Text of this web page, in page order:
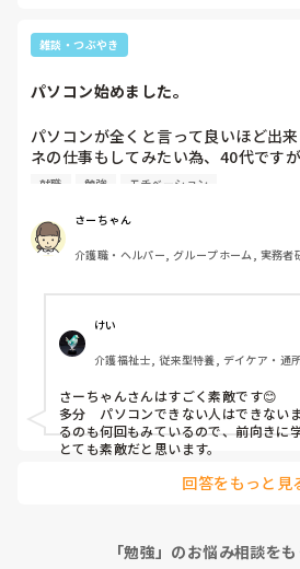
を見て下さい。特に前回分（疑惑が多か
雑談・つぶやき
パソコン始めました。
パソコンが全くと言って良いほど出
ネの仕事もしてみたい為、40代です
に通い始めました。
ています。出来ないことがわかってい
毎日文字打ちの練習を少しずつやって
なか難しい。ブラインドタッチがで
最近やりがいがわからなくなってい
を覚えることがモチベーションに繋
目標はワードとエクセルを使える様
パワーポイントまで。まだまだ先は
いと思います。
ひとりごとにお付き合いいただきあり
頑張ります🎵
就職 勉強 モチベーション
さーちゃん
介護職・ヘルパー, グループホーム, 実務者
けい
介護福祉士, 従来型特養, デイケア・通
さーちゃんさんはすごく素敵です😊
多分　パソコンできない人はできない
るのも何回もみているので、前向きに
とても素敵だと思います。
回答をもっと見
「勉強」のお悩み相談を